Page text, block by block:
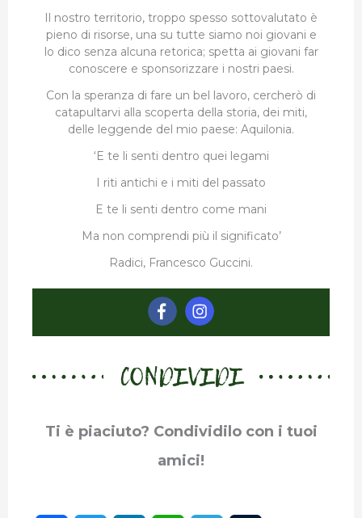
Il nostro territorio, troppo spesso sottovalutato è
pieno di risorse, una su tutte siamo noi giovani e
lo dico senza alcuna retorica; spetta ai giovani far
conoscere e sponsorizzare i nostri paesi.
Con la speranza di fare un bel lavoro, cercherò di
catapultarvi alla scoperta della storia, dei miti,
delle leggende del mio paese: Aquilonia.
‘E te li senti dentro quei legami
I riti antichi e i miti del passato
E te li senti dentro come mani
Ma non comprendi più il significato’
Radici, Francesco Guccini.
CONDIVIDI
Ti è piaciuto? Condividilo con i tuoi
amici!